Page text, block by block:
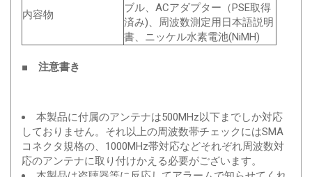
内容物
ブル、ACアダプター（PSE取得
済み)、周波数測定用日本語説明
書、ニッケル水素電池(NiMH)
■ 注意書き
本製品に付属のアンテナは500MHz以下までしか対応
しておりません。それ以上の周波数帯チェックにはSMA
コネクタ規格の、1000MHz帯対応などそれぞれ周波数対
応のアンテナに取り付けかえる必要がございます。